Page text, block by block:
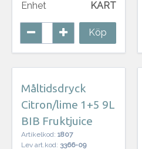
Enhet KART
Köp
Måltidsdryck
Citron/lime 1+5 9L
BIB Fruktjuice
Artikelkod: 1807
Lev art.kod: 3366-09